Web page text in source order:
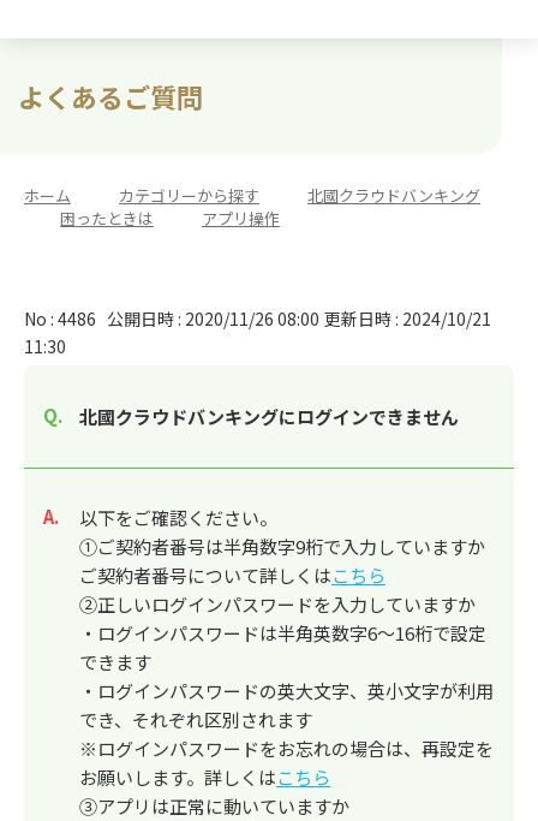
よくあるご質問
ホーム カテゴリーから探す
北國クラウドバンキング
困ったときは アプリ操作
No : 4486 公開日時 : 2020/11/26 08:00 更新日時 : 2024/10/21
11:30
北國クラウドバンキングにログインできません
回答
以下をご確認ください。
①ご契約者番号は半角数字9桁で入力していますか
ご契約者番号について詳しくはこちら
②正しいログインパスワードを入力していますか
・ログインパスワードは半角英数字6～16桁で設定
できます
・ログインパスワードの英大文字、英小文字が利用
でき、それぞれ区別されます
※ログインパスワードをお忘れの場合は、再設定を
お願いします。詳しくはこちら
③アプリは正常に動いていますか